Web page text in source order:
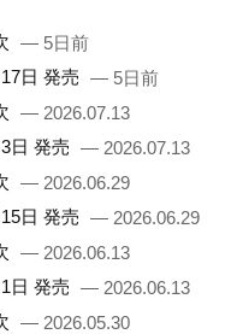
— 5日前
日 発売 — 5日前
— 2026.07.13
日 発売 — 2026.07.13
— 2026.06.29
日 発売 — 2026.06.29
— 2026.06.13
日 発売 — 2026.06.13
— 2026.05.30